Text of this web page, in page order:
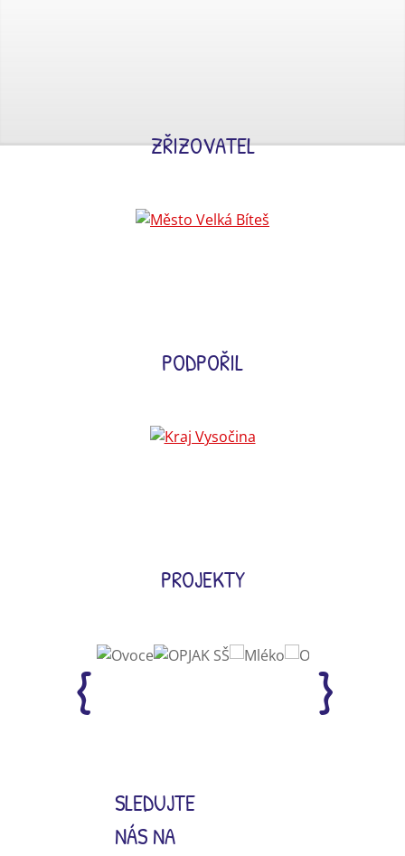
ZŘIZOVATEL
PODPOŘIL
PROJEKTY
SLEDUJTE
NÁS NA